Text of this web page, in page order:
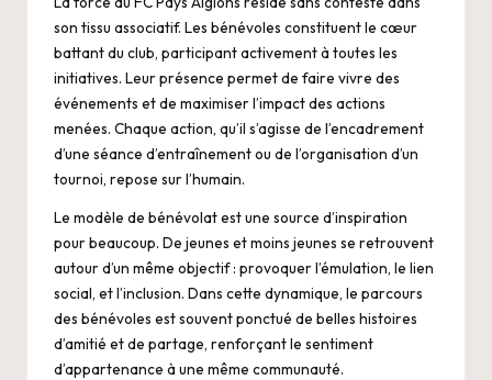
son tissu associatif. Les bénévoles constituent le cœur
battant du club, participant activement à toutes les
initiatives. Leur présence permet de faire vivre des
événements et de maximiser l’impact des actions
menées. Chaque action, qu’il s’agisse de l’encadrement
d’une séance d’entraînement ou de l’organisation d’un
tournoi, repose sur l’humain.
Le modèle de bénévolat est une source d’inspiration
pour beaucoup. De jeunes et moins jeunes se retrouvent
autour d’un même objectif : provoquer l’émulation, le lien
social, et l’inclusion. Dans cette dynamique, le parcours
des bénévoles est souvent ponctué de belles histoires
d’amitié et de partage, renforçant le sentiment
d’appartenance à une même communauté.